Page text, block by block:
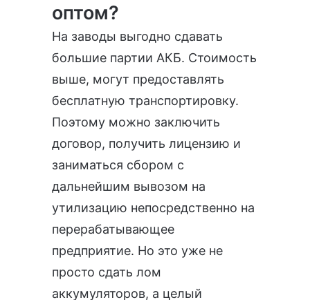
оптом?
На заводы выгодно сдавать
большие партии АКБ. Стоимость
выше, могут предоставлять
бесплатную транспортировку.
Поэтому можно заключить
договор, получить лицензию и
заниматься сбором с
дальнейшим вывозом на
утилизацию непосредственно на
перерабатывающее
предприятие. Но это уже не
просто сдать лом
аккумуляторов, а целый